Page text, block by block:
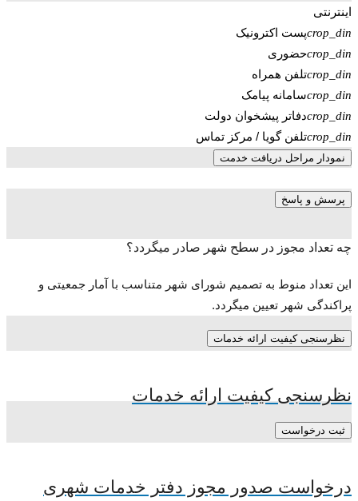
اینترنتی
crop_dinپست اکترونیک
crop_dinحضوری
crop_dinتلفن همراه
crop_dinسامانه پیامک
crop_dinدفاتر پیشخوان دولت
crop_dinتلفن گویا / مرکز تماس
نمودار مراحل دریافت خدمت
پرسش و پاسخ
چه تعداد مجوز در سطح شهر صادر میگردد؟
این تعداد منوط به تصمیم شورای شهر متناسب با آمار جمعیتی و
پراکندگی شهر تعیین میگردد.
نظرسنجی کیفیت ارائه خدمات
نظرسنجی کیفیت ارائه خدمات
ثبت درخواست
درخواست صدور مجوز دفتر خدمات شهری